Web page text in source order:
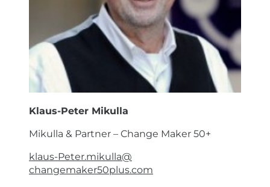
Klaus-Peter Mikulla
Mikulla & Partner – Change Maker 50+
klaus-Peter.mikulla@
changemaker50plus.com